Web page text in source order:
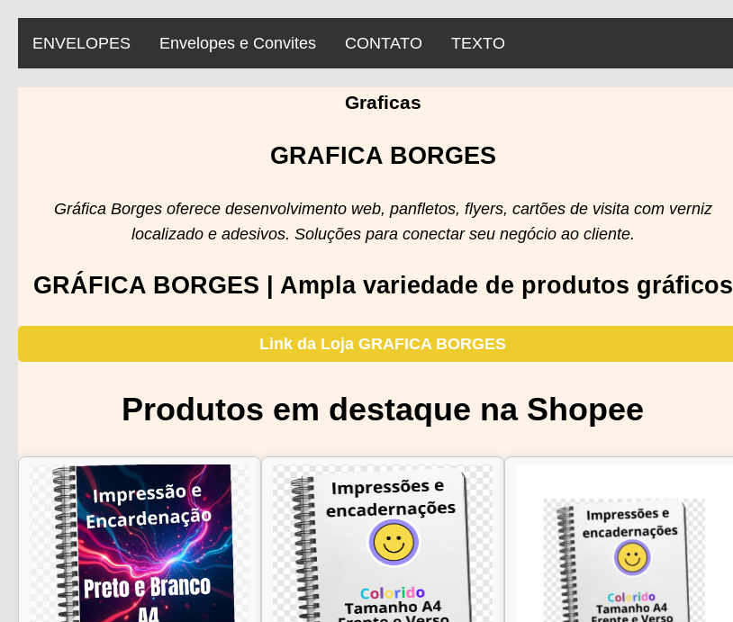
ENVELOPES Envelopes e Convites CONTATO TEXTO
Graficas
GRAFICA BORGES
Gráfica Borges oferece desenvolvimento web, panfletos, flyers, cartões de visita com verniz
localizado e adesivos. Soluções para conectar seu negócio ao cliente.
GRÁFICA BORGES | Ampla variedade de produtos gráficos
Link da Loja GRAFICA BORGES
Produtos em destaque na Shopee